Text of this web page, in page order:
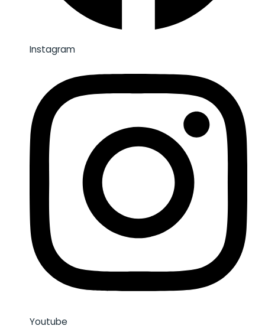
Instagram
Youtube